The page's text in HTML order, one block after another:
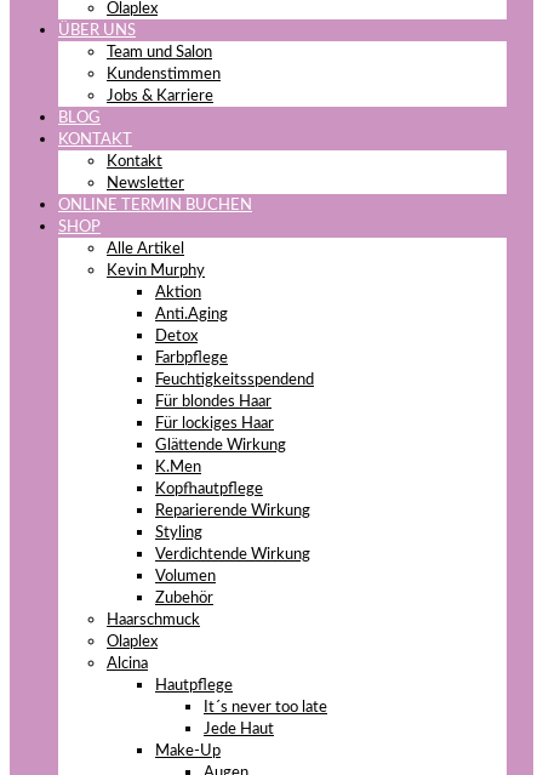
Olaplex
ÜBER UNS
Team und Salon
Kundenstimmen
Jobs & Karriere
BLOG
KONTAKT
Kontakt
Newsletter
ONLINE TERMIN BUCHEN
SHOP
Alle Artikel
Kevin Murphy
Aktion
Anti.Aging
Detox
Farbpflege
Feuchtigkeitsspendend
Für blondes Haar
Für lockiges Haar
Glättende Wirkung
K.Men
Kopfhautpflege
Reparierende Wirkung
Styling
Verdichtende Wirkung
Volumen
Zubehör
Haarschmuck
Olaplex
Alcina
Hautpflege
It´s never too late
Jede Haut
Make-Up